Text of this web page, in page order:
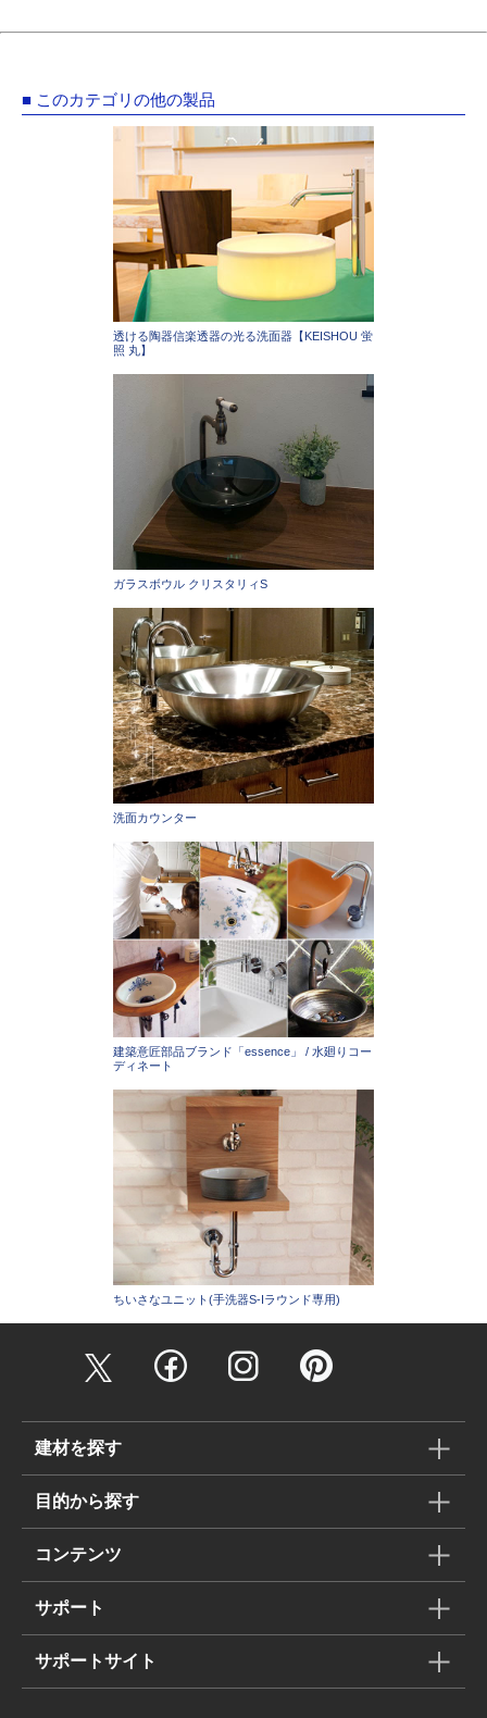
■ このカテゴリの他の製品
透ける陶器信楽透器の光る洗面器【KEISHOU 蛍
照 丸】
ガラスボウル クリスタリィS
洗面カウンター
建築意匠部品ブランド「essence」 / 水廻りコー
ディネート
ちいさなユニット(手洗器S-Iラウンド専用)
建材を探す
目的から探す
コンテンツ
サポート
サポートサイト